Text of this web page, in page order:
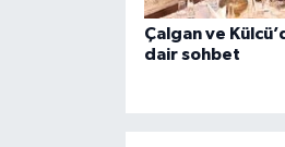
Çalgan ve
dair sohbet